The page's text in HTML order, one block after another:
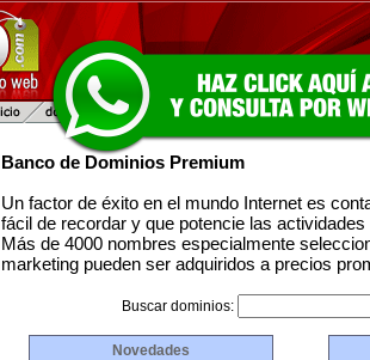
Banco de Dominios Premium
Un factor de éxito en el mundo Internet es
fácil de recordar y que potencie las
Más de 4000 nombres especialmente
marketing pueden ser adquiridos a precios
Buscar dominios:
Novedades